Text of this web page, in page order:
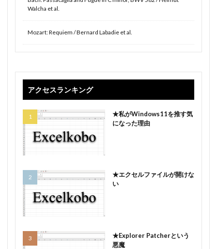
Walcha et al.
Mozart: Requiem / Bernard Labadie et al.
アクセスランキング
★私がWindows11を推す気
になった理由
★エクセルファイルが開けな
い
★Explorer Patcherという
悪魔